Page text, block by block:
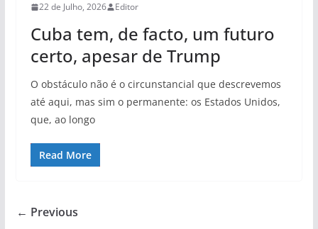
22 de Julho, 2026 Editor
Cuba tem, de facto, um futuro
certo, apesar de Trump
O obstáculo não é o circunstancial que descrevemos
até aqui, mas sim o permanente: os Estados Unidos,
que, ao longo
Read More
← Previous